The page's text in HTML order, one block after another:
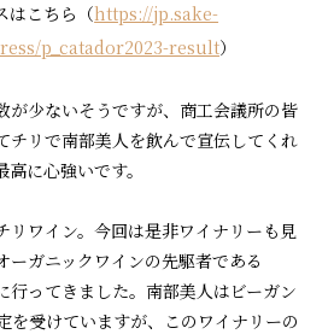
はこちら（https://jp.sake-
p_catador2023-result）
が少ないそうですが、商工会議所の皆
チリで南部美人を飲んで宣伝してくれ
に心強いです。
リワイン。今回は是非ワイナリーも見
ーガニックワインの先駆者である
行ってきました。南部美人はビーガン
を受けていますが、このワイナリーの